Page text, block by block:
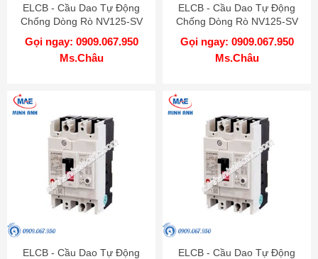
ELCB - Cầu Dao Tự Động
Chống Dòng Rò NV125-SV
4P 125A 30kA 1.2.500mA TD
MITSUBISHI
Gọi ngay: 0909.067.950
Ms.Châu
ELCB - Cầu Dao Tự Động
Chống Dòng Rò NV125-SV
4P 75A 30kA 1.2.500mA TD
MITSUBISHI
Gọi ngay: 0909.067.950
Ms.Châu
ELCB - Cầu Dao Tự Động
ELCB - Cầu Dao Tự Động